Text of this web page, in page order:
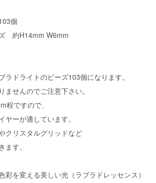
個
約H14mm W6mm
ラドライトのビーズ103個になります。
ませんのでご注意下さい。
程ですので、
ヤーが適しています。
クリスタルグリッドなど
ます。
彩を変える美しい光（ラブラドレッセンス）